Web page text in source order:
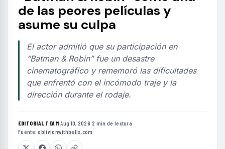
de las peores películas y
asume su culpa
El actor admitió que su participación en
“Batman & Robin” fue un desastre
cinematográfico y rememoró las dificultades
que enfrentó con el incómodo traje y la
dirección durante el rodaje.
EDITORIAL TEAM·Aug 10, 2026·2 min de lectura·
Fuente:oblivionwithbells.com